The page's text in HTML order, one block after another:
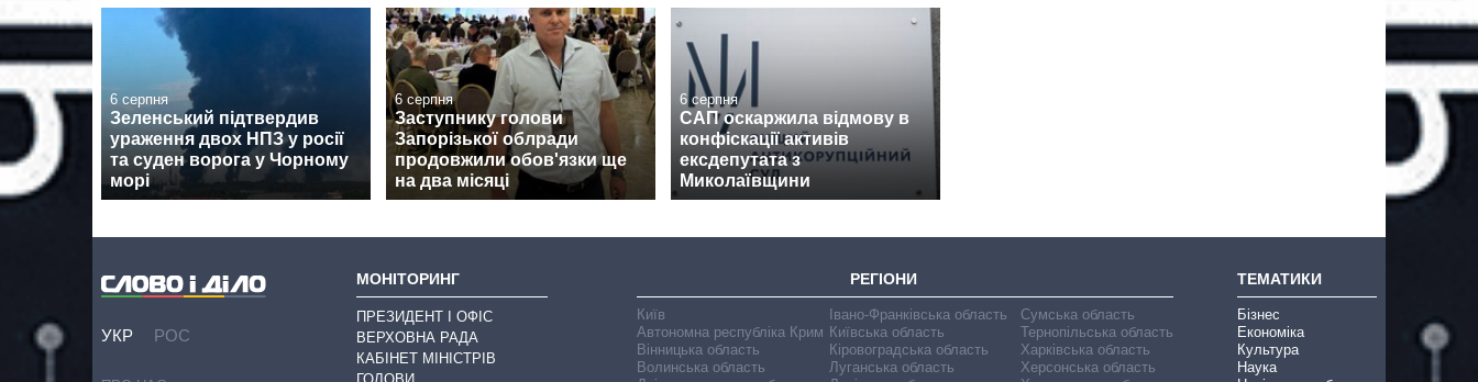
6 серпня
Зеленський підтвердив
ураження двох НПЗ у росії
та суден ворога у Чорному
морі
6 серпня
Заступнику голови
Запорізької облради
продовжили обов'язки ще
на два місяці
6 серпня
САП оскаржила відмову в
конфіскації активів
ексдепутата з
Миколаївщини
УКР РОС
МОНІТОРИНГ
ПРЕЗИДЕНТ І ОФІС
ВЕРХОВНА РАДА
КАБІНЕТ МІНІСТРІВ
РЕГІОНИ
Київ
Автономна республіка Крим
Вінницька область
Волинська область
Івано-Франківська область
Київська область
Кіровоградська область
Луганська область
Сумська область
Тернопільська область
Харківська область
Херсонська область
ТЕМАТИКИ
Бізнес
Економіка
Культура
Наука